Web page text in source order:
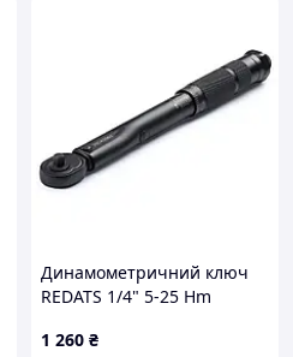
Динамометричний ключ
REDATS 1/4" 5-25 Hm
1 260 ₴